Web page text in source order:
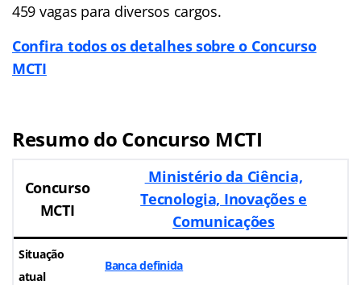
459 vagas para diversos cargos.
Confira todos os detalhes sobre o Concurso
MCTI
Resumo do Concurso MCTI
Concurso
MCTI
Ministério da Ciência,
Tecnologia, Inovações e
Comunicações
Situação
atual
Banca definida